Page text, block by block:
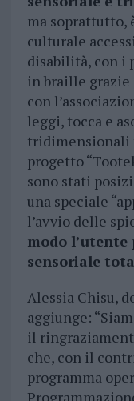
ma soprattutto,
culturale
disabilità, con
in braille
con
leggi, tocca e
tridimensionali
progetto
sono stati
una speciale
l’avvio delle
modo l’utente
sensoriale
Alessia Chisu,
aggiunge:
il
che, con il
programma